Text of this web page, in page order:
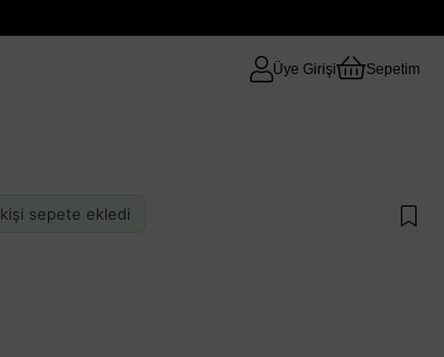
Üye Girişi Sepetim
kişi sepete ekledi